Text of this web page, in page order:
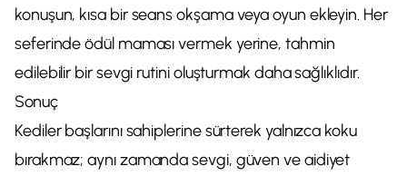
konuşun, kısa bir seans okşama veya oyun ekleyin. Her
seferinde ödül maması vermek yerine, tahmin
edilebilir bir sevgi rutini oluşturmak daha sağlıklıdır.
Sonuç
Kediler başlarını sahiplerine sürterek yalnızca koku
bırakmaz; aynı zamanda sevgi, güven ve aidiyet